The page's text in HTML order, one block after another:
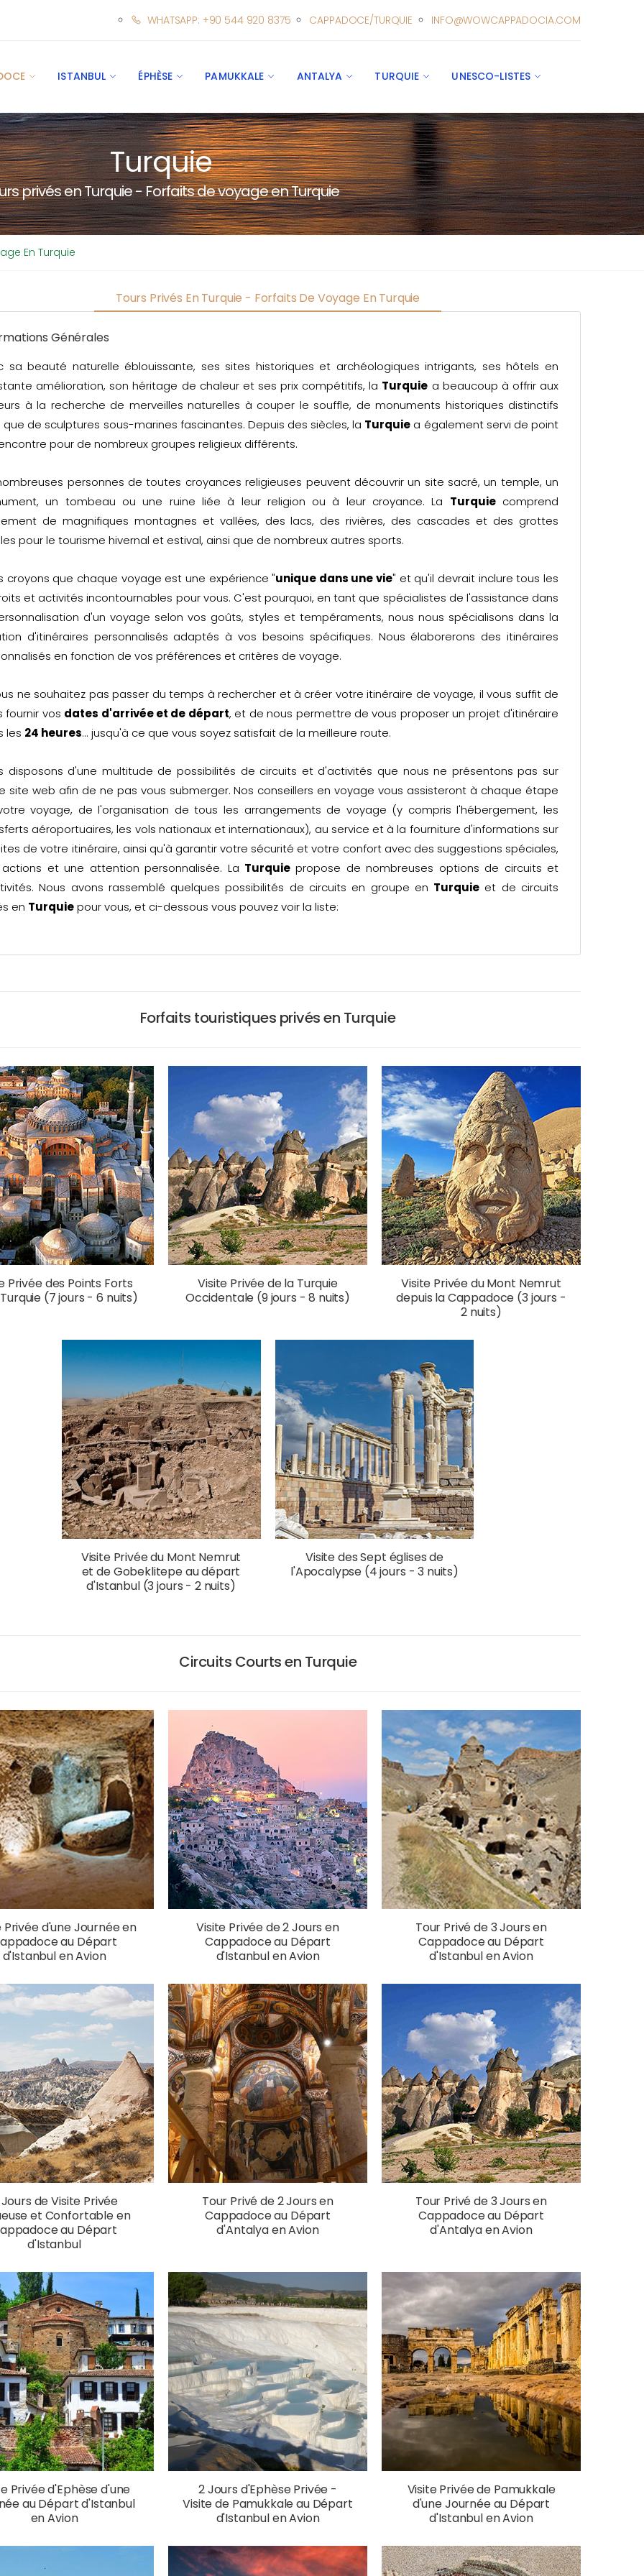
WHATSAPP: +90 544 920 8375 CAPPADOCE/TURQUIE INFO@WOWCAPPADOCIA.COM
ISTANBUL ÉPHÈSE PAMUKKALE ANTALYA TURQUIE UNESCO-LISTES
Turquie
privés en Turquie - Forfaits de voyage en Turquie
En Turquie
Tours Privés En Turquie - Forfaits De Voyage En Turquie
Générales
sa beauté naturelle éblouissante, ses sites historiques et archéologiques intrigants, ses hôtels en
amélioration, son héritage de chaleur et ses prix compétitifs, la Turquie a beaucoup à offrir aux
à la recherche de merveilles naturelles à couper le souffle, de monuments historiques distinctifs
que de sculptures sous-marines fascinantes. Depuis des siècles, la Turquie a également servi de point
pour de nombreux groupes religieux différents.
personnes de toutes croyances religieuses peuvent découvrir un site sacré, un temple, un
un tombeau ou une ruine liée à leur religion ou à leur croyance. La Turquiecomprend
de magnifiques montagnes et vallées, des lacs, des rivières, des cascades et des grottes
pour le tourisme hivernal et estival, ainsi que de nombreux autres sports.
croyons que chaque voyage est une expérience "unique dans une vie" et qu'il devrait inclure tous les
et activités incontournables pour vous. C'est pourquoi, en tant que spécialistes de l'assistance dans
d'un voyage selon vos goûts, styles et tempéraments, nous nous spécialisons dans la
d'itinéraires personnalisés adaptés à vos besoins spécifiques. Nous élaborerons des itinéraires
en fonction de vos préférences et critères de voyage.
ne souhaitez pas passer du temps à rechercher et à créer votre itinéraire de voyage, il vous suffit de
fournir vos dates d'arrivée et de départ, et de nous permettre de vous proposer un projet d'itinéraire
les 24 heures... jusqu'à ce que vous soyez satisfait de la meilleure route.
disposons d'une multitude de possibilités de circuits et d'activités que nous ne présentons pas sur
site web afin de ne pas vous submerger. Nos conseillers en voyage vous assisteront à chaque étape
voyage, de l'organisation de tous les arrangements de voyage (y compris l'hébergement, les
aéroportuaires, les vols nationaux et internationaux), au service et à la fourniture d'informations sur
de votre itinéraire, ainsi qu'à garantir votre sécurité et votre confort avec des suggestions spéciales,
et une attention personnalisée. La Turquie propose de nombreuses options de circuits et
Nous avons rassemblé quelques possibilités de circuits en groupe en Turquie et de circuits
en Turquiepour vous, et ci-dessous vous pouvez voir la liste:
Forfaits touristiques privés en Turquie
Privée des Points Forts
(7 jours - 6 nuits)
Visite Privée de la Turquie
Occidentale (9 jours - 8 nuits)
Visite Privée du Mont Nemrut
depuis la Cappadoce (3 jours -
2 nuits)
Visite Privée du Mont Nemrut
et de Gobeklitepe au départ
d'Istanbul (3 jours - 2 nuits)
Visite des Sept églises de
l'Apocalypse (4 jours - 3 nuits)
Circuits Courts en Turquie
Privée d'une Journée en
au Départ
d'Istanbul en Avion
Visite Privée de 2 Jours en
Cappadoce au Départ
d'Istanbul en Avion
Tour Privé de 3 Jours en
Cappadoce au Départ
d'Istanbul en Avion
de Visite Privée
et Confortable en
au Départ
d'Istanbul
Tour Privé de 2 Jours en
Cappadoce au Départ
d'Antalya en Avion
Tour Privé de 3 Jours en
Cappadoce au Départ
d'Antalya en Avion
Privée d'Ephèse d'une
au Départ d'Istanbul
en Avion
2 Jours d'Ephèse Privée -
Visite de Pamukkale au Départ
d'Istanbul en Avion
Visite Privée de Pamukkale
d'une Journée au Départ
d'Istanbul en Avion